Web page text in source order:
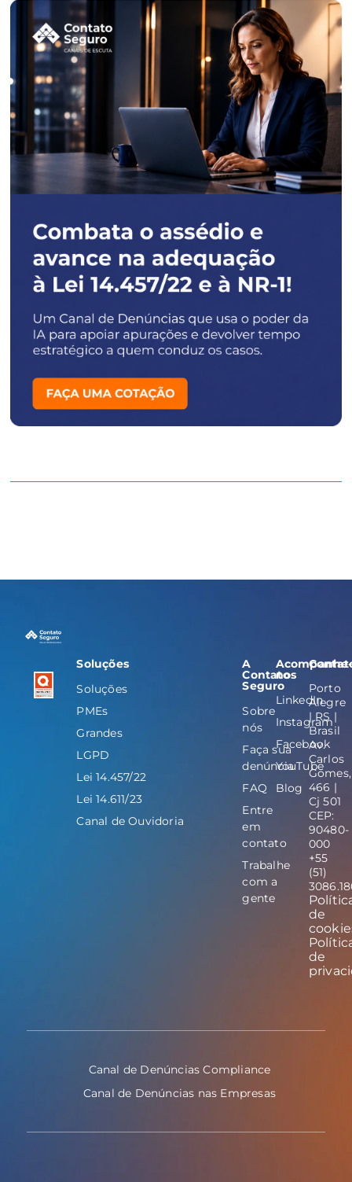
Soluções
Soluções
PMEs
Grandes
LGPD
Lei 14.457/22
Lei 14.611/23
Canal de Ouvidoria
A
Contato
Seguro
Sobre
nós
Faça sua
denúncia
FAQ
Entre
em
contato
Trabalhe
com a
gente
Acompanhe-
nos
LinkedIn
Instagram
Facebook
YouTube
Blog
Porto
Alegre
| RS |
Brasil
Av.
Carlos
Gomes,
466 |
Cj 501
CEP:
90480-
000
+55
(51)
de
de
Canal de Denúncias Compliance
Canal de Denúncias nas Empresas